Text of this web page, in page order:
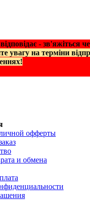
- зв'яжіться
увагу на терміни
офферты
и обмена